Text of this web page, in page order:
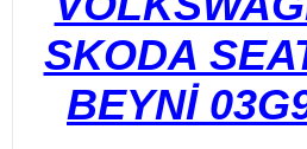
SKODA
BEYNİ